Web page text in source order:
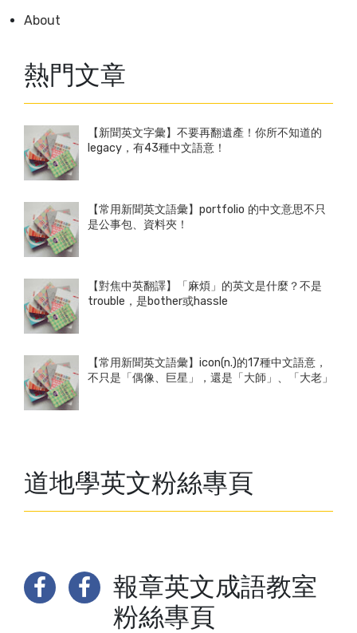
About
熱門文章
【新聞英文字彙】不要再翻遺產！你所不知道的
legacy，有43種中文語意！
【常用新聞英文語彙】portfolio 的中文意思不只
是公事包、資料夾！
【對焦中英翻譯】「麻煩」的英文是什麼？不是
trouble，是bother或hassle
【常用新聞英文語彙】icon(n.)的17種中文語意，
不只是「偶像、巨星」，還是「大師」、「大老」
道地學英文粉絲專頁
報章英文成語教室
粉絲專頁